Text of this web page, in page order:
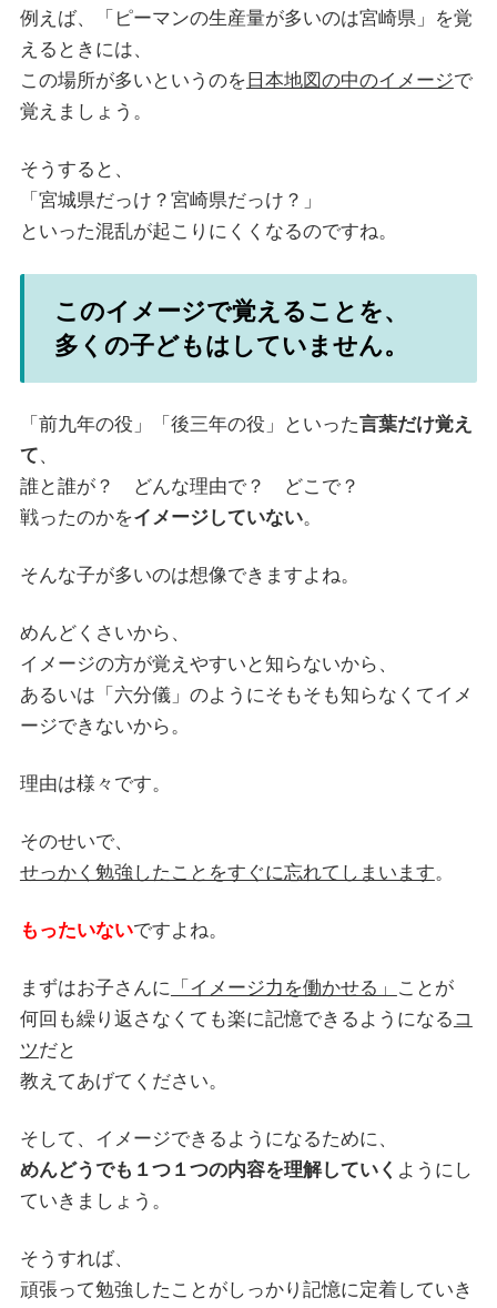
例えば、「ピーマンの生産量が多いのは宮崎県」を覚
えるときには、
この場所が多いというのを 日本地図の中のイメージで
覚えましょう。
そうすると、
「宮城県だっけ？宮崎県だっけ？」
といった混乱が起こりにくくなるのですね。
このイメージで覚えることを、
多くの子どもはしていません。
「前九年の役」「後三年の役」といった言葉だけ覚え
て、
誰と誰が？ どんな理由で？ どこで？
戦ったのかをイメージしていない。
そんな子が多いのは想像できますよね。
めんどくさいから、
イメージの方が覚えやすいと知らないから、
あるいは「六分儀」のようにそもそも知らなくてイメ
ージできないから。
理由は様々です。
そのせいで、
せっかく勉強したことをすぐに忘れてしまいます。
もったいないですよね。
まずはお子さんに 「イメージ力を働かせる」
ことが
何回も繰り返さなくても楽に記憶できるようになる コ
ツだと
教えてあげてください。
そして、イメージできるようになるために、
めんどうでも１つ１つの内容を理解していく ようにし
ていきましょう。
そうすれば、
頑張って勉強したことがしっかり記憶に定着していき